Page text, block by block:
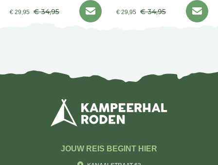
€ 29,95 € 34,95 € 29,95 € 34,95
JOUW REIS BEGINT HIER